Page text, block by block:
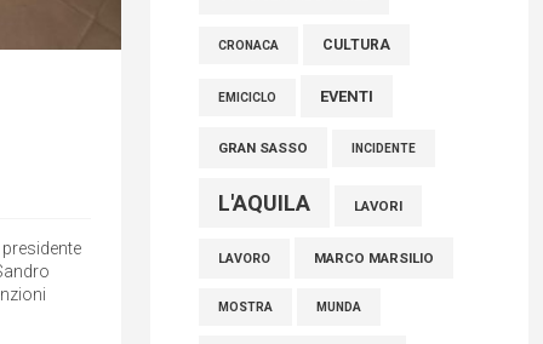
CRONACA CULTURA
EMICICLO EVENTI
GRAN SASSO INCIDENTE
L'AQUILA LAVORI
LAVORO MARCO MARSILIO
MOSTRA MUNDA